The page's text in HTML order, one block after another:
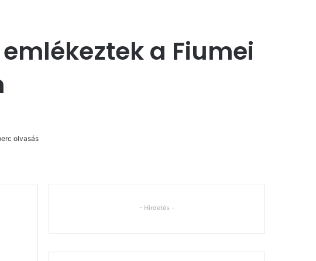
a Fiumei
olvasás
- Hirdetés -